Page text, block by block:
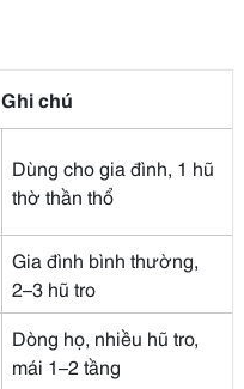
Ghi chú
Dùng cho gia đình, 1 hũ
thờ thần thổ
Gia đình bình thường,
2–3 hũ tro
Dòng họ, nhiều hũ tro,
mái 1–2 tầng